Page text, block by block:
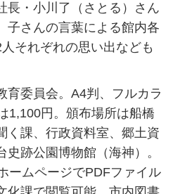
・小川了（さとる）さん
子さんの言葉による館内各
それぞれの思い出なども
委員会。A4判、フルカラ
1,100円。頒布場所は船橋
く課、行政資料室、郷土資
跡公園博物館（海神）。
ームページでPDFファイル